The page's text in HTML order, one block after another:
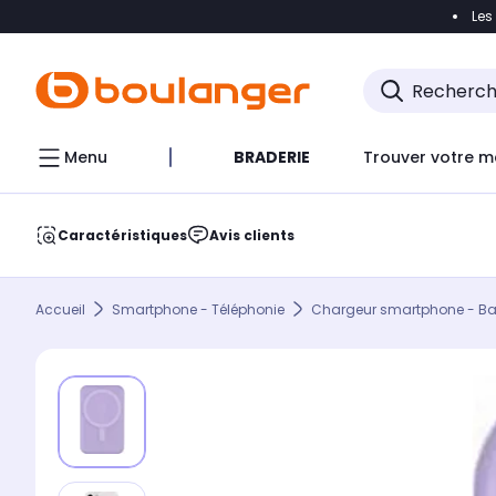
Accéder
Menu BRADERIE Trouver votre
Caractéristiques Avis clients
Accueil Smartphone - Téléphonie Chargeur smartphone -